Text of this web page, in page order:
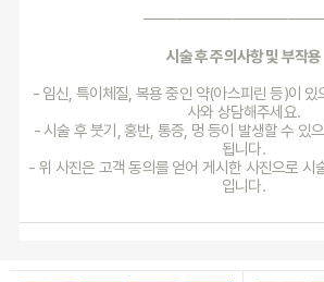
시술 후 주의사항 및 부작용
- 임신, 특이체질, 복용 중인 약(아스피린 등)이 있
사와 상담해주세요.
- 시술 후 붓기, 홍반, 통증, 멍 등이 발생할 수 있
됩니다.
- 위 사진은 고객 동의를 얻어 게시한 사진으로 시
입니다.